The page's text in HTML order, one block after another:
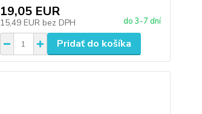
19,05 EUR
15,49 EUR bez DPH do 3-7 dní
Pridať do košíka